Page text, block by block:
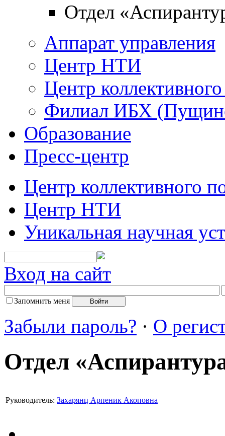
Отдел
Аппарат управления
Центр НТИ
Центр
Филиал ИБХ
Образование
Пресс-центр
Центр коллективного
Центр НТИ
Уникальная научная
Вход на сайт
Запомнить меня
Забыли пароль? · О
Отдел
Руководитель: Захарянц Арпеник Акоповна